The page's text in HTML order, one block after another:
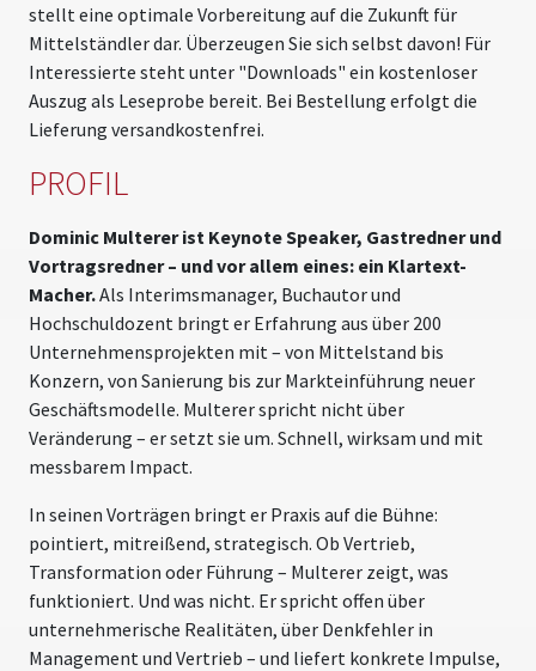
stellt eine optimale Vorbereitung auf die Zukunft für
Mittelständler dar. Überzeugen Sie sich selbst davon! Für
Interessierte steht unter "Downloads" ein kostenloser
Auszug als Leseprobe bereit. Bei Bestellung erfolgt die
Lieferung versandkostenfrei.
PROFIL
Dominic Multerer ist Keynote Speaker, Gastredner und
Vortragsredner – und vor allem eines: ein Klartext-
Macher.Als Interimsmanager, Buchautor und
Hochschuldozent bringt er Erfahrung aus über 200
Unternehmensprojekten mit – von Mittelstand bis
Konzern, von Sanierung bis zur Markteinführung neuer
Geschäftsmodelle. Multerer spricht nicht über
Veränderung – er setzt sie um. Schnell, wirksam und mit
messbarem Impact.
In seinen Vorträgen bringt er Praxis auf die Bühne:
pointiert, mitreißend, strategisch. Ob Vertrieb,
Transformation oder Führung – Multerer zeigt, was
funktioniert. Und was nicht. Er spricht offen über
unternehmerische Realitäten, über Denkfehler in
Management und Vertrieb – und liefert konkrete Impulse,